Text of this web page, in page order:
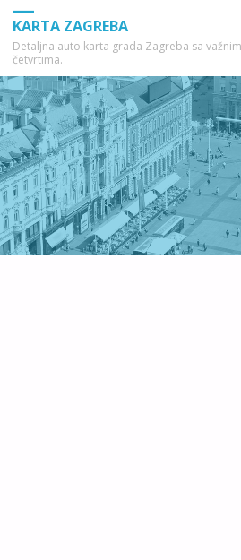
KARTA ZAGREBA
Detaljna auto karta grada Zagreba sa
četvrtima.